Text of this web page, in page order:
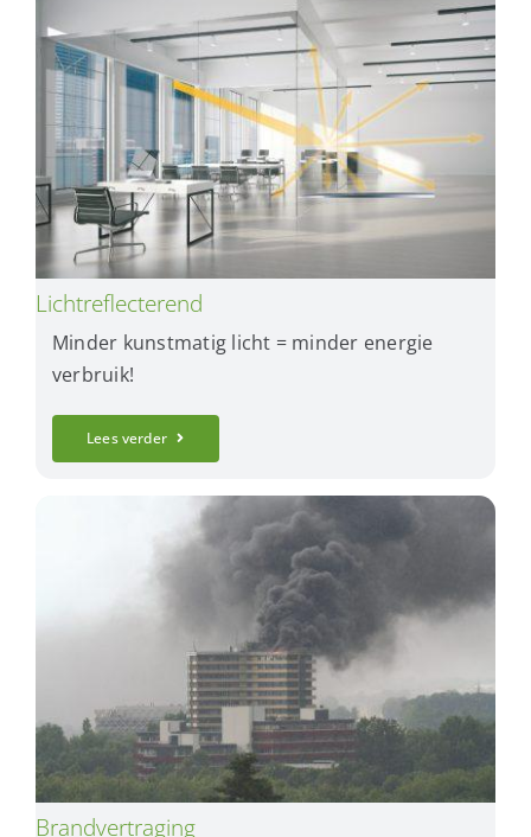
Lichtreflecterend
Minder kunstmatig licht = minder energie
verbruik!
Lees verder
Brandvertraging